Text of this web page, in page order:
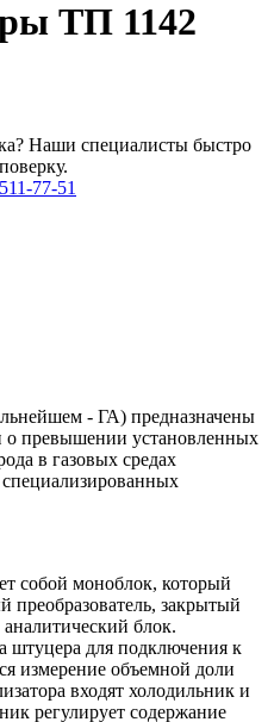
ТП 1142
Наши специалисты быстро
77-51
- ГА) предназначены
о превышении установленных
в газовых средах
специализированных
собой моноблок, который
преобразователь, закрытый
блок.
штуцера для подключения к
измерение объемной доли
входят холодильник и
регулирует содержание